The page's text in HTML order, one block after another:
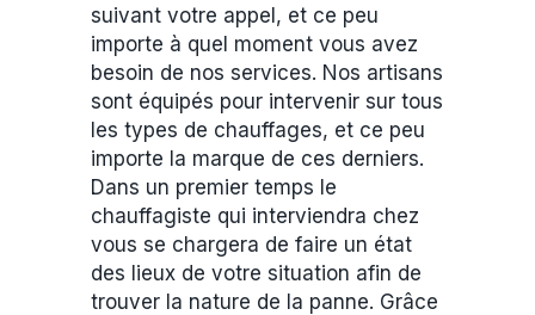
suivant votre appel, et ce peu
importe à quel moment vous avez
besoin de nos services. Nos artisans
sont équipés pour intervenir sur tous
les types de chauffages, et ce peu
importe la marque de ces derniers.
Dans un premier temps le
chauffagiste qui interviendra chez
vous se chargera de faire un état
des lieux de votre situation afin de
trouver la nature de la panne. Grâce